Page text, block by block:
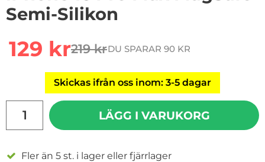
Semi-Silikon
rea pris
129 krtidigare pris
219 krDU SPARAR 90 KR
Skickas ifrån oss inom: 3-5 dagar
LÄGG I VARUKORG
Fler än 5 st. i lager eller fjärrlager